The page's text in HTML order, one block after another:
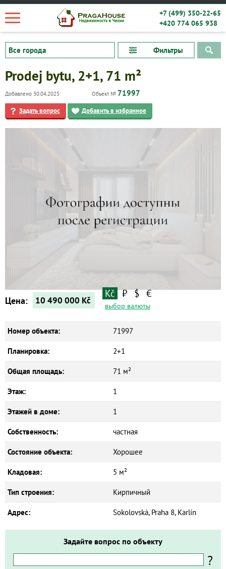
+7 (499) 350-22-65
+420 774 065 938
Фильтры
Prodej bytu, 2+1, 71 m²
Добавлено 30.04.2025 Объект № 71997
Задать вопрос Добавить в избранное
Цена: 10 490 000 Kč
Kč ₽ $ €
выбор валюты
Номер объекта: 71997
Планировка: 2+1
Общая площадь: 71 м²
Этаж: 1
Этажей в доме: 1
Собственность: частная
Состояние объекта: Хорошее
Кладовая: 5 м²
Тип строения: Кирпичный
Адрес: Sokolovská, Praha 8, Karlín
Задайте вопрос по объекту
?